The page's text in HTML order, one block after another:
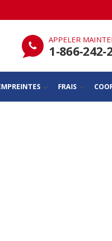
APPELER
1-866-242-
FRAIS